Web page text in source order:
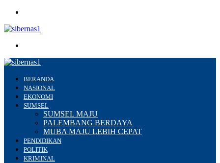
BERANDA
NASIONAL
EKONOMI
SUMSEL
SUMSEL MAJU
PALEMBANG BERDAYA
MUBA MAJU LEBIH CEPAT
PENDIDIKAN
POLITIK
KRIMINAL